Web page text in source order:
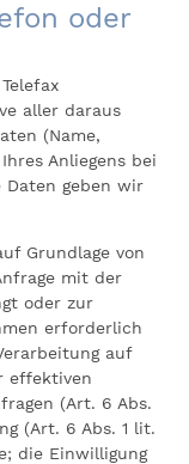
oder
aller daraus
(Name,
Anliegens bei
Daten geben wir
Grundlage von
mit der
oder zur
erforderlich
auf
effektiven
(Art. 6 Abs.
(Art. 6 Abs. 1 lit.
die Einwilligung